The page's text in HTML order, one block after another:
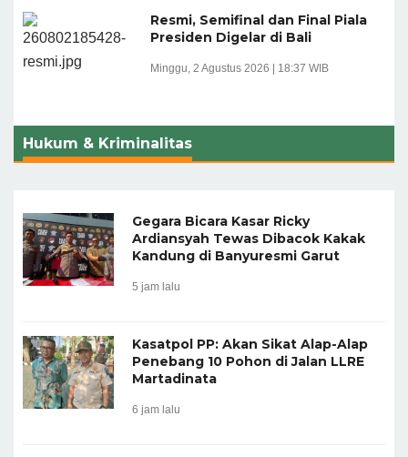
Resmi, Semifinal dan Final Piala
Presiden Digelar di Bali
Minggu, 2 Agustus 2026 | 18:37 WIB
Hukum & Kriminalitas
Gegara Bicara Kasar Ricky
Ardiansyah Tewas Dibacok Kakak
Kandung di Banyuresmi Garut
5 jam lalu
Kasatpol PP: Akan Sikat Alap-Alap
Penebang 10 Pohon di Jalan LLRE
Martadinata
6 jam lalu